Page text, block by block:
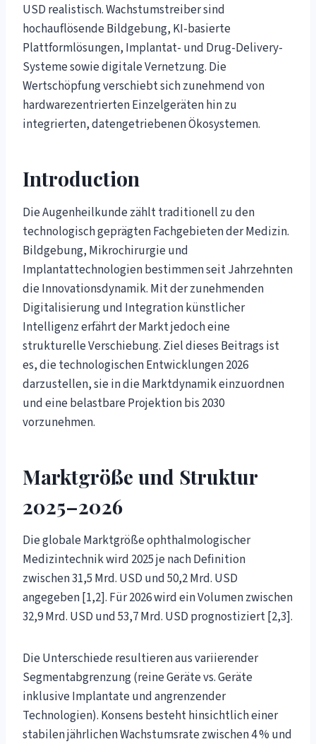
USD realistisch. Wachstumstreiber sind
hochauflösende Bildgebung, KI-basierte
Plattformlösungen, Implantat- und Drug-Delivery-
Systeme sowie digitale Vernetzung. Die
Wertschöpfung verschiebt sich zunehmend von
hardwarezentrierten Einzelgeräten hin zu
integrierten, datengetriebenen Ökosystemen.
Introduction
Die Augenheilkunde zählt traditionell zu den
technologisch geprägten Fachgebieten der Medizin.
Bildgebung, Mikrochirurgie und
Implantattechnologien bestimmen seit Jahrzehnten
die Innovationsdynamik. Mit der zunehmenden
Digitalisierung und Integration künstlicher
Intelligenz erfährt der Markt jedoch eine
strukturelle Verschiebung. Ziel dieses Beitrags ist
es, die technologischen Entwicklungen 2026
darzustellen, sie in die Marktdynamik einzuordnen
und eine belastbare Projektion bis 2030
vorzunehmen.
Marktgröße und Struktur
2025–2026
Die globale Marktgröße ophthalmologischer
Medizintechnik wird 2025 je nach Definition
zwischen 31,5 Mrd. USD und 50,2 Mrd. USD
angegeben [1,2]. Für 2026 wird ein Volumen zwischen
32,9 Mrd. USD und 53,7 Mrd. USD prognostiziert [2,3].
Die Unterschiede resultieren aus variierender
Segmentabgrenzung (reine Geräte vs. Geräte
inklusive Implantate und angrenzender
Technologien). Konsens besteht hinsichtlich einer
stabilen jährlichen Wachstumsrate zwischen 4 % und